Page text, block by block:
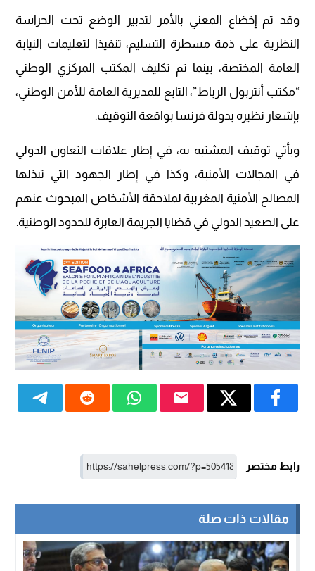
وقد تم إخضاع المعني بالأمر لتدبير الوضع تحت الحراسة
النظرية على ذمة مسطرة التسليم، تنفيذا لتعليمات النيابة
العامة المختصة، بينما تم تكليف المكتب المركزي الوطني
“مكتب أنتربول الرباط”، التابع للمديرية العامة للأمن الوطني،
بإشعار نظيره بدولة فرنسا بواقعة التوقيف.
ويأتي توقيف المشتبه به، في إطار علاقات التعاون الدولي
في المجالات الأمنية، وكذا في إطار الجهود التي تبذلها
المصالح الأمنية المغربية لملاحقة الأشخاص المبحوث عنهم
على الصعيد الدولي في قضايا الجريمة العابرة للحدود الوطنية.
رابط مختصر
مقالات ذات صلة